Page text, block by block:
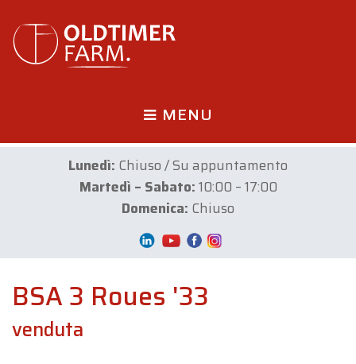
MENU
Lunedì: Chiuso / Su appuntamento
Martedì – Sabato:10:00 – 17:00
Domenica: Chiuso
BSA 3 Roues '33
venduta